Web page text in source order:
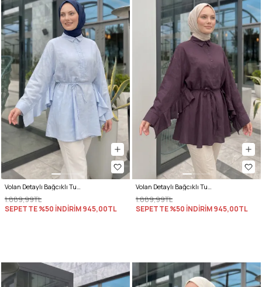
Volan Detaylı Bağcıklı Tunik Y0136 - BEBE MAVİSİ
1.889,99TL
SEPETTE %50 İNDİRİM945,00TL
Volan Detaylı Bağcıklı Tunik Y0136 - MÜRDÜM
1.889,99TL
SEPETTE %50 İNDİRİM945,00TL